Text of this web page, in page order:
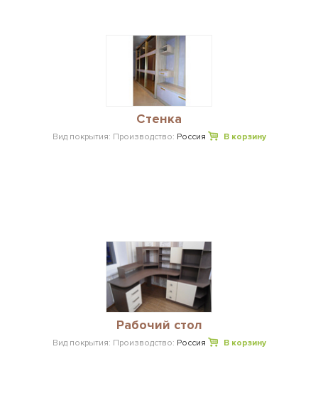
Стенка
Вид покрытия: Производство: Россия В корзину
Рабочий стол
Вид покрытия: Производство: Россия В корзину